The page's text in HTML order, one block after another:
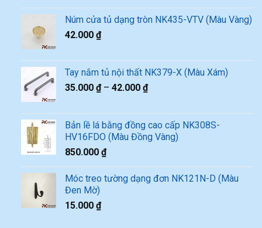
Núm cửa tủ dạng tròn NK435-VTV (Màu Vàng)
42.000 ₫
Tay nắm tủ nội thất NK379-X (Màu Xám)
35.000 ₫– 42.000 ₫
Bản lề lá bằng đồng cao cấp NK308S-
HV16FDO (Màu Đồng Vàng)
850.000 ₫
Móc treo tường dạng đơn NK121N-D (Màu
Đen Mờ)
15.000 ₫